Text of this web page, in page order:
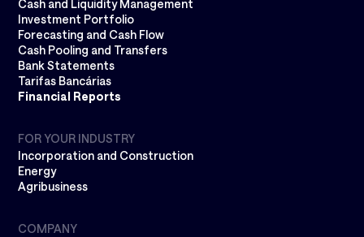
Cash and Liquidity Management
Investment Portfolio
Forecasting and Cash Flow
Cash Pooling and Transfers
Bank Statements
Tarifas Bancárias
Financial Reports
FOR YOUR INDUSTRY
Incorporation and Construction
Energy
Agribusiness
COMPANY